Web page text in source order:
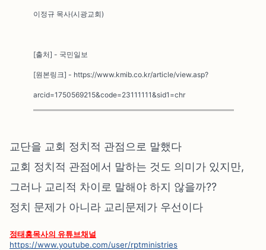
이정규 목사(시광교회)
[출처] - 국민일보
[원본링크] - https://www.kmib.co.kr/article/view.asp?
arcid=1750569215&code=23111111&sid1=chr
교단을 교회 정치적 관점으로 말했다
교회 정치적 관점에서 말하는 것도 의미가 있지만,
그러나 교리적 차이로 말해야 하지 않을까??
정치 문제가 아니라 교리문제가 우선이다
정태홍목사의 유튜브채널
https://www.youtube.com/user/rptministries